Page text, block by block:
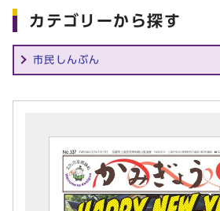
カテゴリーから探す
市民しんぶん